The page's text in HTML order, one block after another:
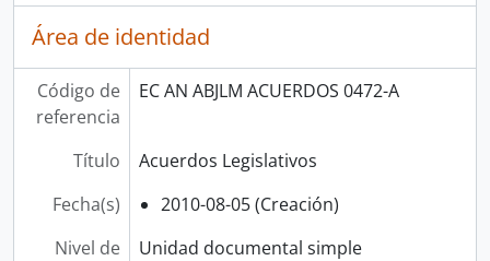
Área de identidad
Código de
referencia
EC AN ABJLM ACUERDOS 0472-A
Título
Acuerdos Legislativos
Fecha(s)
2010-08-05 (Creación)
Nivel de
Unidad documental simple